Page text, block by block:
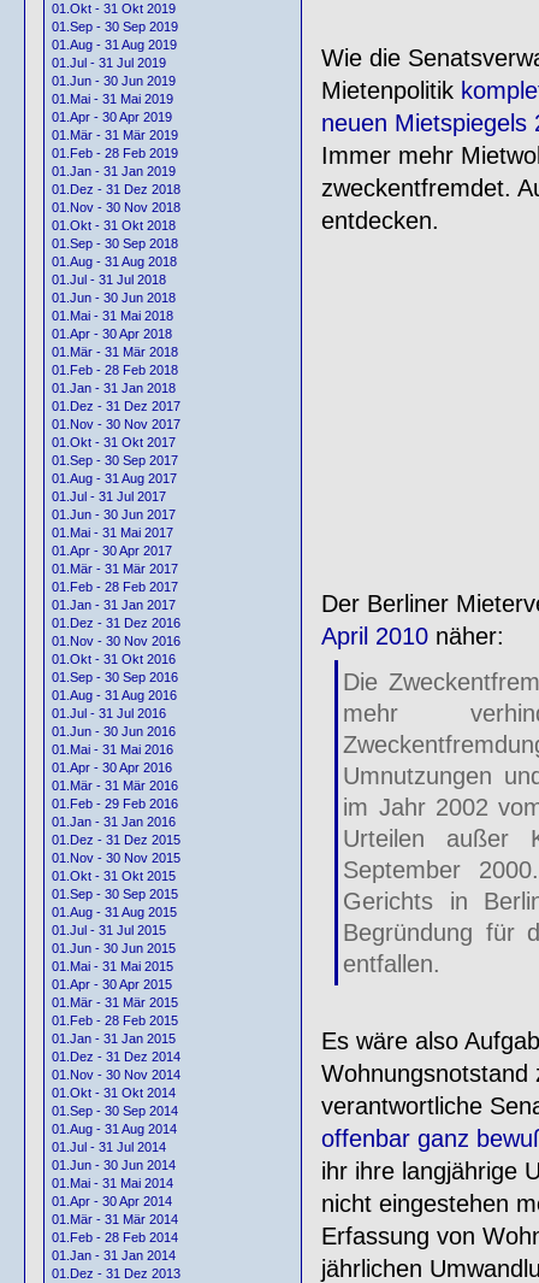
01.Okt - 31 Okt 2019
01.Sep - 30 Sep 2019
01.Aug - 31 Aug 2019
01.Jul - 31 Jul 2019
01.Jun - 30 Jun 2019
01.Mai - 31 Mai 2019
01.Apr - 30 Apr 2019
01.Mär - 31 Mär 2019
01.Feb - 28 Feb 2019
01.Jan - 31 Jan 2019
01.Dez - 31 Dez 2018
01.Nov - 30 Nov 2018
01.Okt - 31 Okt 2018
01.Sep - 30 Sep 2018
01.Aug - 31 Aug 2018
01.Jul - 31 Jul 2018
01.Jun - 30 Jun 2018
01.Mai - 31 Mai 2018
01.Apr - 30 Apr 2018
01.Mär - 31 Mär 2018
01.Feb - 28 Feb 2018
01.Jan - 31 Jan 2018
01.Dez - 31 Dez 2017
01.Nov - 30 Nov 2017
01.Okt - 31 Okt 2017
01.Sep - 30 Sep 2017
01.Aug - 31 Aug 2017
01.Jul - 31 Jul 2017
01.Jun - 30 Jun 2017
01.Mai - 31 Mai 2017
01.Apr - 30 Apr 2017
01.Mär - 31 Mär 2017
01.Feb - 28 Feb 2017
01.Jan - 31 Jan 2017
01.Dez - 31 Dez 2016
01.Nov - 30 Nov 2016
01.Okt - 31 Okt 2016
01.Sep - 30 Sep 2016
01.Aug - 31 Aug 2016
01.Jul - 31 Jul 2016
01.Jun - 30 Jun 2016
01.Mai - 31 Mai 2016
01.Apr - 30 Apr 2016
01.Mär - 31 Mär 2016
01.Feb - 29 Feb 2016
01.Jan - 31 Jan 2016
01.Dez - 31 Dez 2015
01.Nov - 30 Nov 2015
01.Okt - 31 Okt 2015
01.Sep - 30 Sep 2015
01.Aug - 31 Aug 2015
01.Jul - 31 Jul 2015
01.Jun - 30 Jun 2015
01.Mai - 31 Mai 2015
01.Apr - 30 Apr 2015
01.Mär - 31 Mär 2015
01.Feb - 28 Feb 2015
01.Jan - 31 Jan 2015
01.Dez - 31 Dez 2014
01.Nov - 30 Nov 2014
01.Okt - 31 Okt 2014
01.Sep - 30 Sep 2014
01.Aug - 31 Aug 2014
01.Jul - 31 Jul 2014
01.Jun - 30 Jun 2014
01.Mai - 31 Mai 2014
01.Apr - 30 Apr 2014
01.Mär - 31 Mär 2014
01.Feb - 28 Feb 2014
01.Jan - 31 Jan 2014
01.Dez - 31 Dez 2013
Wie die
Mietenpolitik
neuen Mietspiegels
Immer mehr
zweckentfremdet.
entdecken.
Der Berliner
April 2010 näher:
Die
mehr
Umnutzungen
im Jahr 2002
Urteilen außer
September
Gerichts in
Begründung für
entfallen.
Es wäre also
Wohnungsnotstand
verantwortliche
offenbar ganz
ihr ihre langjährige
nicht eingestehen
Erfassung von
jährlichen